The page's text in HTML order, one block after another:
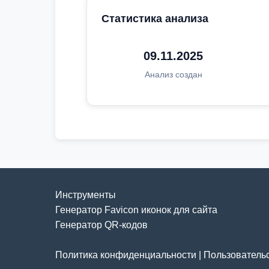
Статистика анализа
09.11.2025
Анализ создан
Инструменты
Генератор Favicon иконок для сайта
Генератор QR-кодов
Политика конфиденциальности